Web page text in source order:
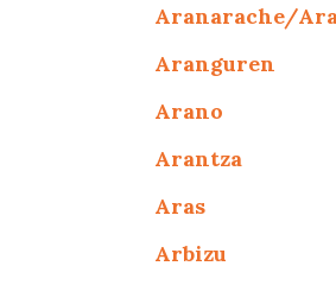
Aranarache/
Aranguren
Arano
Arantza
Aras
Arbizu